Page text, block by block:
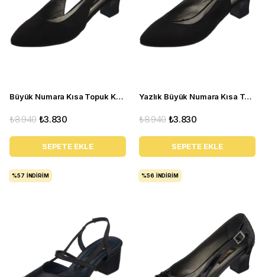
Büyük Numara Kısa Topuk Kadın Ayakkabı LTF00121 Siyah
₺3.830
₺8.940
SEPETE EKLE
Yazlık Büyük Numara Kısa Topuk Kadın Ayakkabı LTF00131 Siyah
₺3.830
₺8.940
SEPETE EKLE
%57 İNDIRIM %56 İNDIRIM